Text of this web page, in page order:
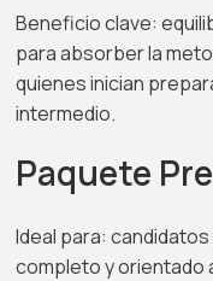
Beneficio clave:
para absorber la
quienes inician
intermedio.
Paquete
Ideal para:
completo y orientado